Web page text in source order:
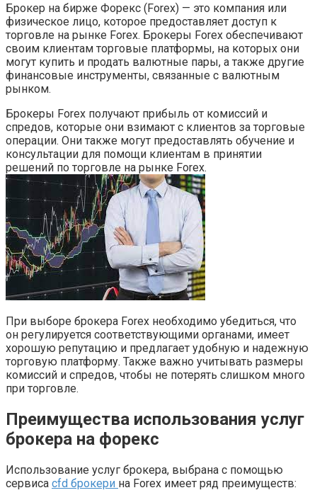
Брокер на бирже Форекс (Forex) — это компания или
физическое лицо, которое предоставляет доступ к
торговле на рынке Forex. Брокеры Forex обеспечивают
своим клиентам торговые платформы, на которых они
могут купить и продать валютные пары, а также другие
финансовые инструменты, связанные с валютным
рынком.
Брокеры Forex получают прибыль от комиссий и
спредов, которые они взимают с клиентов за торговые
операции. Они также могут предоставлять обучение и
консультации для помощи клиентам в принятии
решений по торговле на рынке Forex.
При выборе брокера Forex необходимо убедиться, что
он регулируется соответствующими органами, имеет
хорошую репутацию и предлагает удобную и надежную
торговую платформу. Также важно учитывать размеры
комиссий и спредов, чтобы не потерять слишком много
при торговле.
Преимущества использования услуг
брокера на форекс
Использование услуг брокера, выбрана с помощью
сервиса cfd брокери на Forex имеет ряд преимуществ: